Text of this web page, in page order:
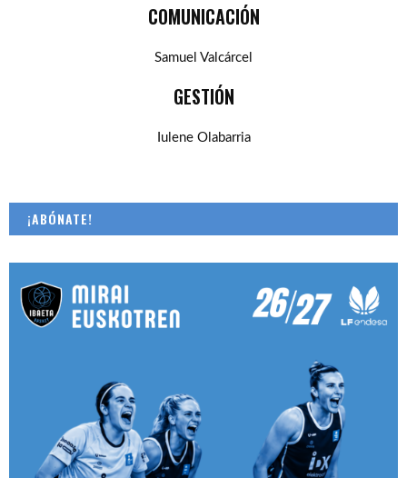
COMUNICACIÓN
Samuel Valcárcel
GESTIÓN
Iulene Olabarria
¡ABÓNATE!